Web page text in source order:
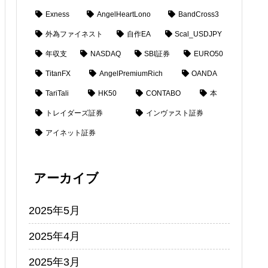
Exness AngelHeartLono BandCross3
外為ファイネスト 自作EA Scal_USDJPY
年収支 NASDAQ SBI証券 EURO50
TitanFX AngelPremiumRich OANDA
TariTali HK50 CONTABO 本
トレイダーズ証券 インヴァスト証券
アイネット証券
アーカイブ
2025年5月
2025年4月
2025年3月